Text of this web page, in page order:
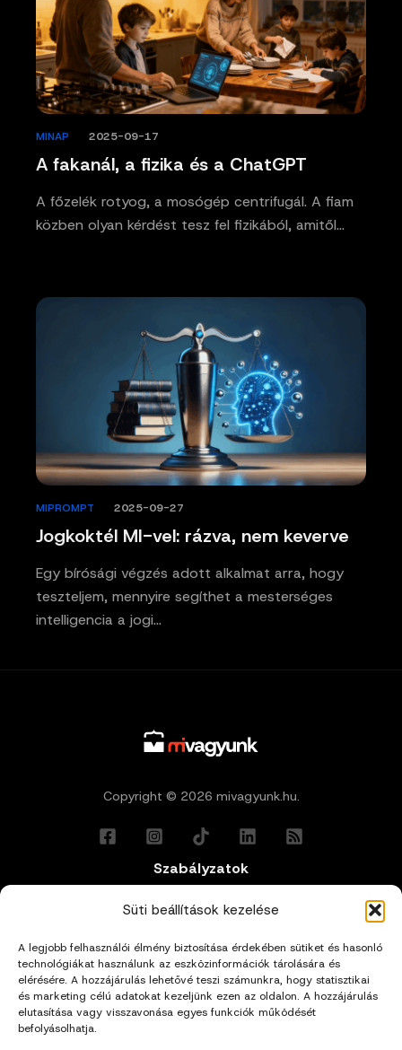
Süti beállítások kezelése
A legjobb felhasználói élmény biztosítása érdekében sütiket és hasonló
technológiákat használunk az eszközinformációk tárolására és
elérésére. A hozzájárulás lehetővé teszi számunkra, hogy statisztikai
és marketing célú adatokat kezeljünk ezen az oldalon. A hozzájárulás
elutasítása vagy visszavonása egyes funkciók működését
befolyásolhatja.
A fakanál, a fizika és a ChatGPT
MINAP 2025-09-17
A főzelék rotyog, a mosógép centrifugál. A fiam
közben olyan kérdést tesz fel fizikából, amitől…
Jogkoktél MI-vel: rázva, nem keverve
MIPROMPT 2025-09-27
Egy bírósági végzés adott alkalmat arra, hogy
teszteljem, mennyire segíthet a mesterséges
intelligencia a jogi…
Copyright © 2026 mivagyunk.hu.
Szabályzatok
Általános Felhasználási Feltételek
Adatkezelési Tájékoztató
Impresszum